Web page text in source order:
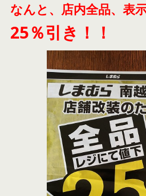
なんと、店内全品、表
25％引き！！